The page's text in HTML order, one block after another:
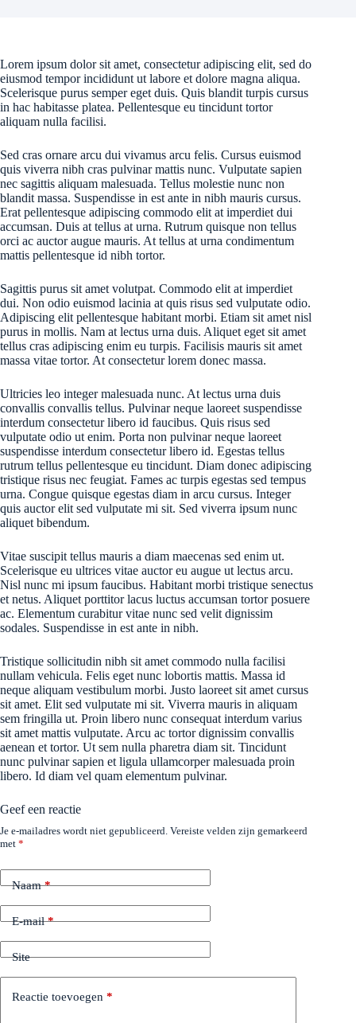
Lorem ipsum dolor sit amet, consectetur adipiscing elit, sed do
eiusmod tempor incididunt ut labore et dolore magna aliqua.
Scelerisque purus semper eget duis. Quis blandit turpis cursus
in hac habitasse platea. Pellentesque eu tincidunt tortor
aliquam nulla facilisi.
Sed cras ornare arcu dui vivamus arcu felis. Cursus euismod
quis viverra nibh cras pulvinar mattis nunc. Vulputate sapien
nec sagittis aliquam malesuada. Tellus molestie nunc non
blandit massa. Suspendisse in est ante in nibh mauris cursus.
Erat pellentesque adipiscing commodo elit at imperdiet dui
accumsan. Duis at tellus at urna. Rutrum quisque non tellus
orci ac auctor augue mauris. At tellus at urna condimentum
mattis pellentesque id nibh tortor.
Sagittis purus sit amet volutpat. Commodo elit at imperdiet
dui. Non odio euismod lacinia at quis risus sed vulputate odio.
Adipiscing elit pellentesque habitant morbi. Etiam sit amet nisl
purus in mollis. Nam at lectus urna duis. Aliquet eget sit amet
tellus cras adipiscing enim eu turpis. Facilisis mauris sit amet
massa vitae tortor. At consectetur lorem donec massa.
Ultricies leo integer malesuada nunc. At lectus urna duis
convallis convallis tellus. Pulvinar neque laoreet suspendisse
interdum consectetur libero id faucibus. Quis risus sed
vulputate odio ut enim. Porta non pulvinar neque laoreet
suspendisse interdum consectetur libero id. Egestas tellus
rutrum tellus pellentesque eu tincidunt. Diam donec adipiscing
tristique risus nec feugiat. Fames ac turpis egestas sed tempus
urna. Congue quisque egestas diam in arcu cursus. Integer
quis auctor elit sed vulputate mi sit. Sed viverra ipsum nunc
aliquet bibendum.
Vitae suscipit tellus mauris a diam maecenas sed enim ut.
Scelerisque eu ultrices vitae auctor eu augue ut lectus arcu.
Nisl nunc mi ipsum faucibus. Habitant morbi tristique senectus
et netus. Aliquet porttitor lacus luctus accumsan tortor posuere
ac. Elementum curabitur vitae nunc sed velit dignissim
sodales. Suspendisse in est ante in nibh.
Tristique sollicitudin nibh sit amet commodo nulla facilisi
nullam vehicula. Felis eget nunc lobortis mattis. Massa id
neque aliquam vestibulum morbi. Justo laoreet sit amet cursus
sit amet. Elit sed vulputate mi sit. Viverra mauris in aliquam
sem fringilla ut. Proin libero nunc consequat interdum varius
sit amet mattis vulputate. Arcu ac tortor dignissim convallis
aenean et tortor. Ut sem nulla pharetra diam sit. Tincidunt
nunc pulvinar sapien et ligula ullamcorper malesuada proin
libero. Id diam vel quam elementum pulvinar.
Geef een reactie
Je e-mailadres wordt niet gepubliceerd. Vereiste velden zijn gemarkeerd
met *
Naam*
E-mail*
Site
Reactie toevoegen *